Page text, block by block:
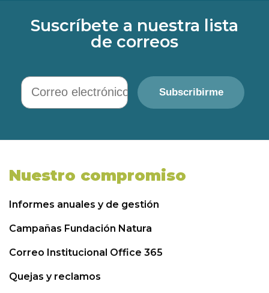
Suscríbete a nuestra lista
de correos
Correo electrónico
Subscribirme
Nuestro compromiso
Informes anuales y de gestión
Campañas Fundación Natura
Correo Institucional Office 365
Quejas y reclamos